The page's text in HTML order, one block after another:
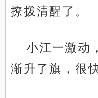
撩拨清醒了。
小江一激动
渐升了旗，很